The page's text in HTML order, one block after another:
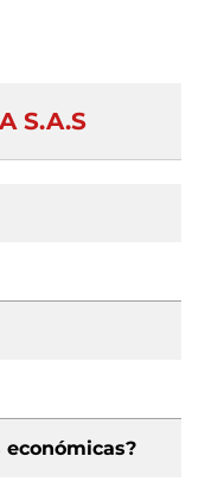
S.A.S
económicas?